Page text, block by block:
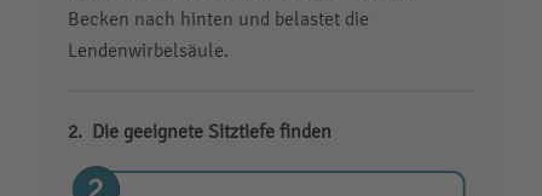
Becken nach hinten und belastet die
Lendenwirbelsäule.
Die geeignete Sitztiefe finden